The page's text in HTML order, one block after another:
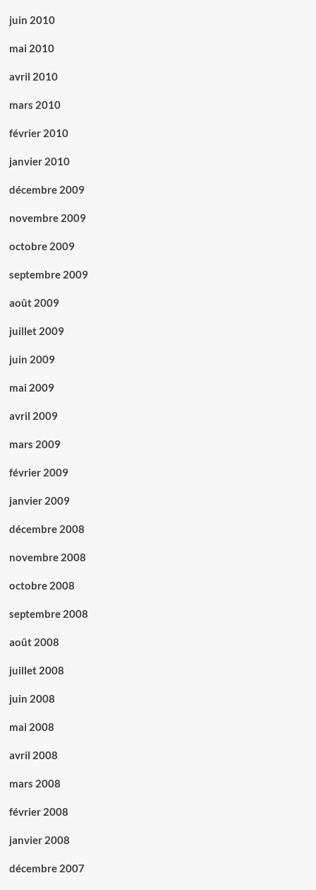
juin 2010
mai 2010
avril 2010
mars 2010
février 2010
janvier 2010
décembre 2009
novembre 2009
octobre 2009
septembre 2009
août 2009
juillet 2009
juin 2009
mai 2009
avril 2009
mars 2009
février 2009
janvier 2009
décembre 2008
novembre 2008
octobre 2008
septembre 2008
août 2008
juillet 2008
juin 2008
mai 2008
avril 2008
mars 2008
février 2008
janvier 2008
décembre 2007